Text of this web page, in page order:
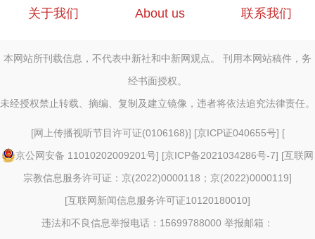
关于我们 About us 联系我们
本网站所刊载信息，不代表中新社和中新网观点。 刊用本网站稿件，务
经书面授权。
未经授权禁止转载、摘编、复制及建立镜像，违者将依法追究法律责任。
[网上传播视听节目许可证(0106168)] [京ICP证040655号] [
京公网安备 11010202009201号] [京ICP备2021034286号-7] [互联网
宗教信息服务许可证：京(2022)0000118；京(2022)0000119]
[互联网新闻信息服务许可证10120180010]
违法和不良信息举报电话：15699788000 举报邮箱：